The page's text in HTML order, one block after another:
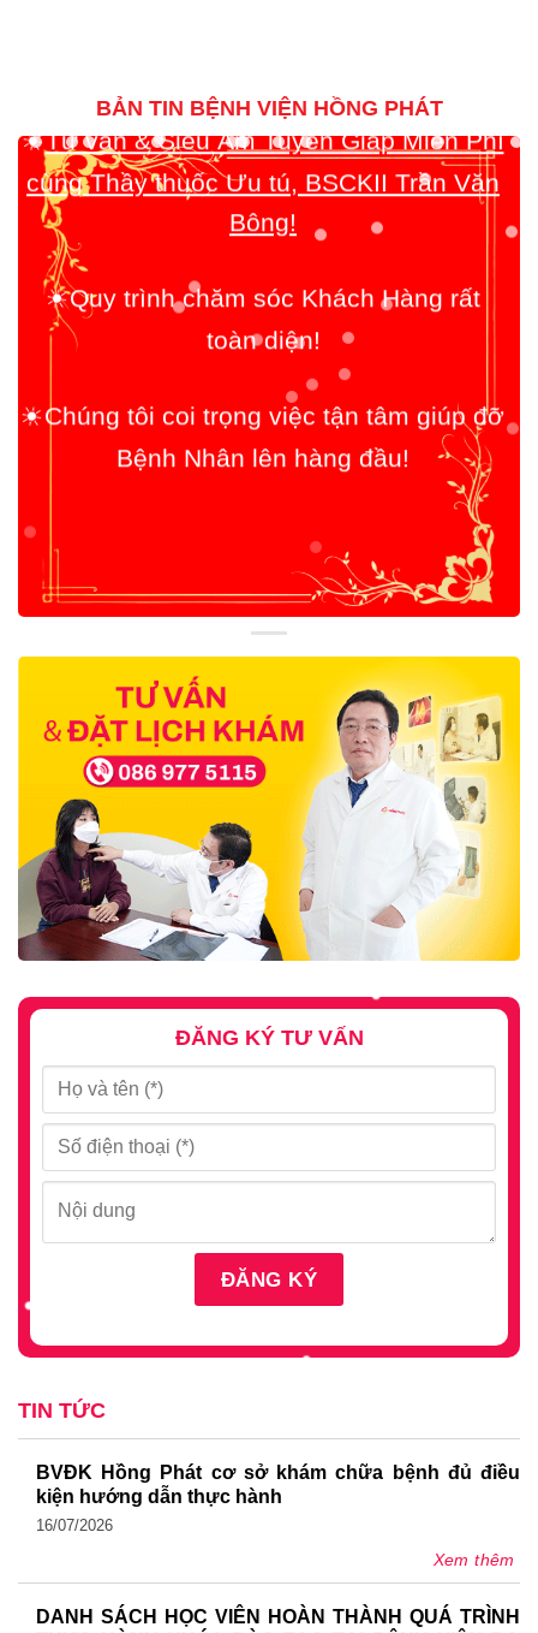
BẢN TIN BỆNH VIỆN HỒNG PHÁT
cùng Thầy thuốc Ưu tú, BSCKII Trần Văn
Bông!
☀️
Quy trình chăm sóc Khách Hàng rất
Chúng tôi coi trọng việc tận tâm giúp đỡ
Bệnh Nhân lên hàng đầu!
ĐĂNG KÝ TƯ VẤN
TIN TỨC
BVĐK Hồng Phát cơ sở khám chữa bệnh đủ điều
kiện hướng dẫn thực hành
16/07/2026
Xem thêm
DANH SÁCH HỌC VIÊN HOÀN THÀNH QUÁ TRÌNH